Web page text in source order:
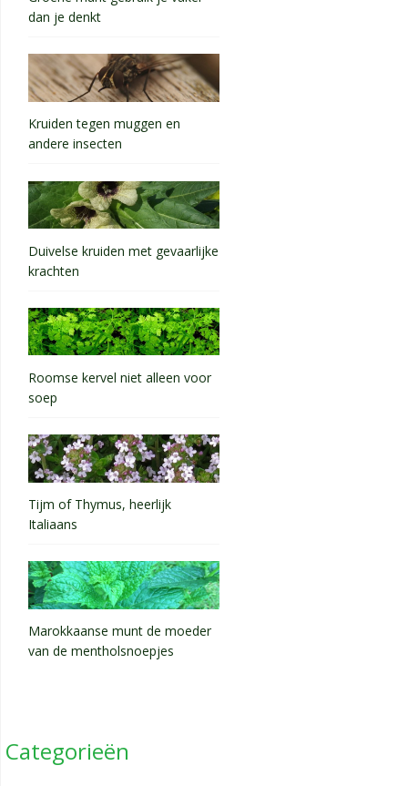
dan je denkt
Kruiden tegen muggen en
andere insecten
Duivelse kruiden met gevaarlijke
krachten
Roomse kervel niet alleen voor
soep
Tijm of Thymus, heerlijk
Italiaans
Marokkaanse munt de moeder
van de mentholsnoepjes
Categorieën